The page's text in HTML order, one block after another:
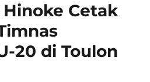
Cetak
20 di Toulon